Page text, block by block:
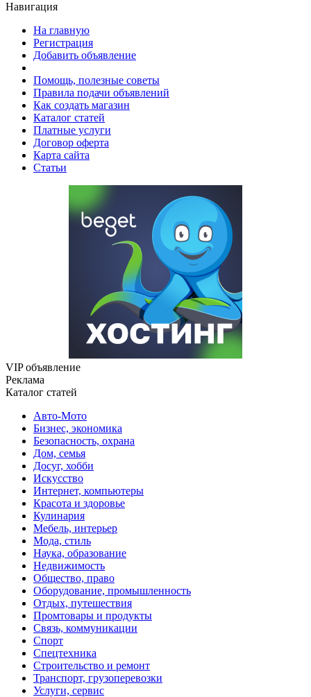
Навигация
На главную
Регистрация
Добавить объявление
Помощь, полезные советы
Правила подачи объявлений
Как создать магазин
Каталог статей
Платные услуги
Договор оферта
Карта сайта
Статьи
VIP объявление
Реклама
Каталог статей
Авто-Мото
Бизнес, экономика
Безопасность, охрана
Дом, семья
Досуг, хобби
Искусство
Интернет, компьютеры
Красота и здоровье
Кулинария
Мебель, интерьер
Мода, стиль
Наука, образование
Недвижимость
Общество, право
Оборудование, промышленность
Отдых, путешествия
Промтовары и продукты
Связь, коммуникации
Спорт
Спецтехника
Строительство и ремонт
Транспорт, грузоперевозки
Услуги, сервис